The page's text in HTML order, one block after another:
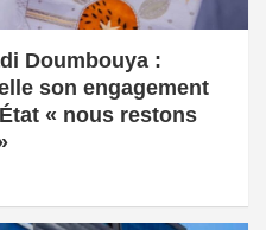
Doumbouya :
son engagement
« nous restons